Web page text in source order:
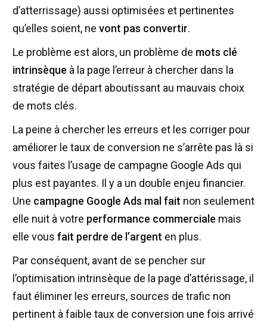
d’atterrissage) aussi optimisées et pertinentes
qu’elles soient, ne vont pas convertir.
Le problème est alors, un problème de mots clé
intrinsèque à la page l’erreur à chercher dans la
stratégie de départ aboutissant au mauvais choix
de mots clés.
La peine à chercher les erreurs et les corriger pour
améliorer le taux de conversion ne s’arrête pas là si
vous faites l’usage de campagne Google Ads qui
plus est payantes. Il y a un double enjeu financier.
Une campagne Google Ads mal fait non seulement
elle nuit à votre performance commerciale mais
elle vous fait perdre de l’argent en plus.
Par conséquent, avant de se pencher sur
l’optimisation intrinsèque de la page d’attérissage, il
faut éliminer les erreurs, sources de trafic non
pertinent à faible taux de conversion une fois arrivé